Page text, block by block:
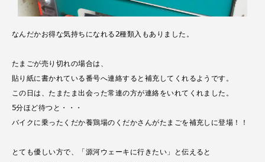
なんだかお得な気持ちになれる2種類入もありました。
たまごが売り切れの場合は、
貼り紙に書かれている番号へ連絡すると補充してくれるようです。
この日は、たまたま出会った常連の方が連絡をいれてくれました。
5分ほど待つと・・・
バイクに乗ったくだか養鶏場のくだかさんがたまごを補充しに登場！！
とても優しい方で、「源河ウェーキに行きたい」と伝えると